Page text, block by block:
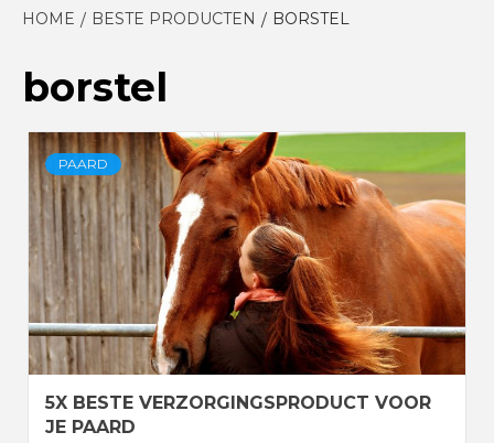
HOME BESTE PRODUCTEN BORSTEL
borstel
PAARD
5X BESTE VERZORGINGSPRODUCT VOOR
JE PAARD